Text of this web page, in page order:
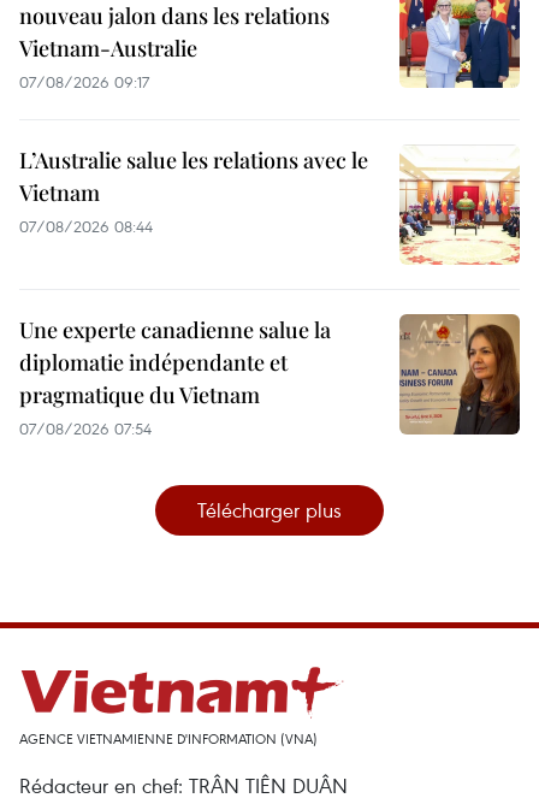
nouveau jalon dans les relations
Vietnam-Australie
07/08/2026 09:17
L’Australie salue les relations avec le
Vietnam
07/08/2026 08:44
Une experte canadienne salue la
diplomatie indépendante et
pragmatique du Vietnam
07/08/2026 07:54
Télécharger plus
AGENCE VIETNAMIENNE D'INFORMATION (VNA)
Rédacteur en chef: TRÂN TIÊN DUÂN